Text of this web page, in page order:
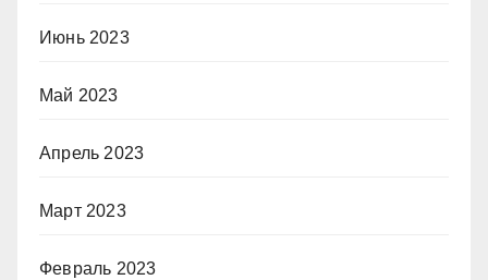
Июнь 2023
Май 2023
Апрель 2023
Март 2023
Февраль 2023